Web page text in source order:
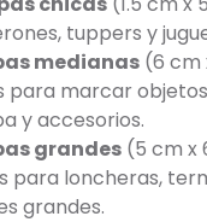
tuppers y
medianas (6 cm
para marcar
y accesorios.
grandes (5 cm x
para loncheras,
grandes.